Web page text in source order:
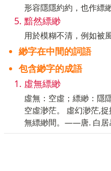
形容隱隱約約，也作縹
黯然縹緲
用於模糊不清，例如被
緲字在中間的詞語
包含緲字的成語
虛無縹緲
虛無：空虛；縹緲：隱
空虛渺茫。 虛幻渺茫,
無縹緲間。——唐. 白居